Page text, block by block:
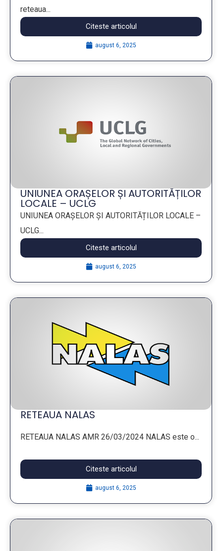
reteaua...
Citeste articolul
august 6, 2025
UNIUNEA ORAȘELOR ȘI AUTORITĂȚILOR
LOCALE – UCLG
UNIUNEA ORAȘELOR ȘI AUTORITĂȚILOR LOCALE –
UCLG...
Citeste articolul
august 6, 2025
RETEAUA NALAS
RETEAUA NALAS AMR 26/03/2024 NALAS este o...
Citeste articolul
august 6, 2025